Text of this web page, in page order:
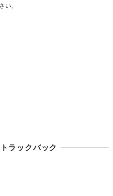
い。
ラックバック